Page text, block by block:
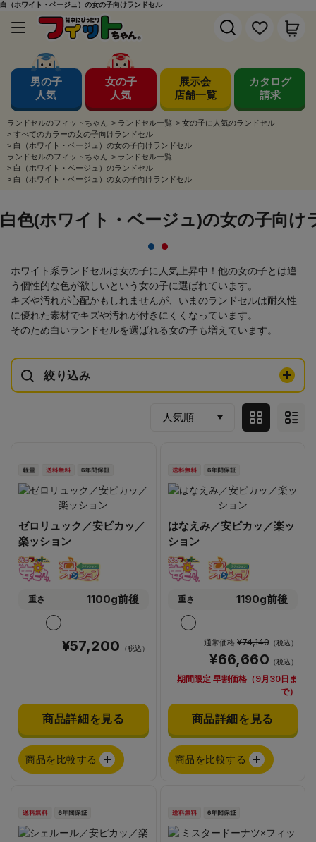
白（ホワイト・ベージュ）の女の子向けランドセル
男の子
人気
女の子
人気
展示会
店舗一覧
カタログ
請求
ランドセルのフィットちゃん > ランドセル一覧 > 女の子に人気のランドセル
> すべてのカラーの女の子向けランドセル
> 白（ホワイト・ベージュ）の女の子向けランドセル
ランドセルのフィットちゃん > ランドセル一覧
> 白（ホワイト・ベージュ）のランドセル
> 白（ホワイト・ベージュ）の女の子向けランドセル
白色(ホワイト・ベージュ)の女の子向け
ホワイト系ランドセルは女の子に人気上昇中！他の女の子とは違
う個性的な色が欲しいという女の子に選ばれています。
キズや汚れが心配かもしれませんが、いまのランドセルは耐久性
に優れた素材でキズや汚れが付きにくくなっています。
そのため白いランドセルを選ばれる女の子も増えています。
絞り込み
ゼロリュック／安ピカッ／
楽ッション
重さ 1100g前後
¥57,200 （税込）
商品詳細を見る
商品を比較する
はなえみ／安ピカッ／楽ッ
ション
重さ 1190g前後
通常価格 ¥74,140 （税込）
¥66,660 （税込）
期間限定 早割価格（9月30日ま
で）
商品詳細を見る
商品を比較する